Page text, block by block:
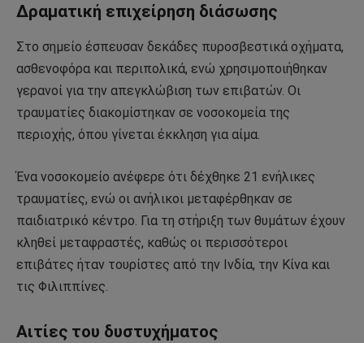
Δραματική επιχείρηση διάσωσης
Στο σημείο έσπευσαν δεκάδες πυροσβεστικά οχήματα,
ασθενοφόρα και περιπολικά, ενώ χρησιμοποιήθηκαν
γερανοί για την απεγκλώβιση των επιβατών. Οι
τραυματίες διακομίστηκαν σε νοσοκομεία της
περιοχής, όπου γίνεται έκκληση για αίμα.
Ένα νοσοκομείο ανέφερε ότι δέχθηκε 21 ενήλικες
τραυματίες, ενώ οι ανήλικοι μεταφέρθηκαν σε
παιδιατρικό κέντρο. Για τη στήριξη των θυμάτων έχουν
κληθεί μεταφραστές, καθώς οι περισσότεροι
επιβάτες ήταν τουρίστες από την Ινδία, την Κίνα και
τις Φιλιππίνες.
Αιτίες του δυστυχήματος